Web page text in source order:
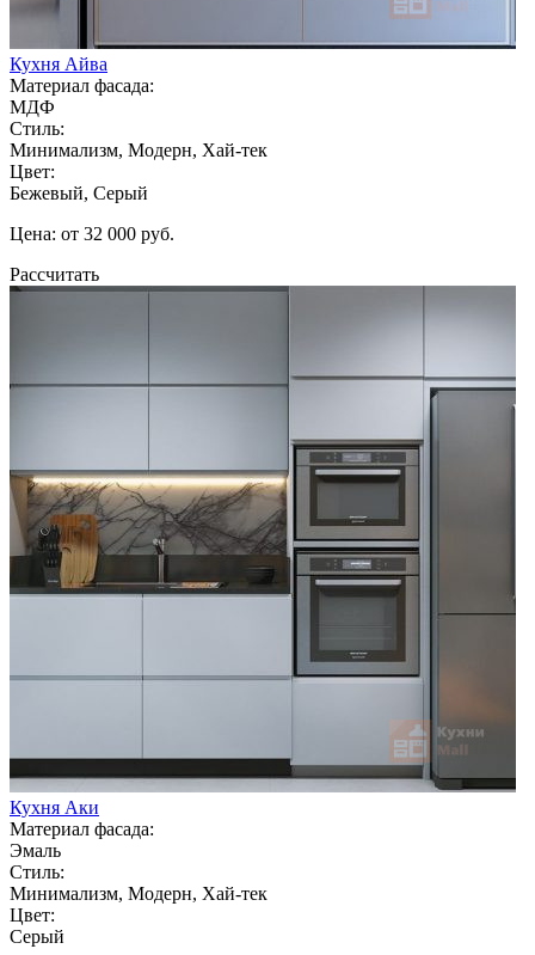
Кухня Айва
Материал фасада:
МДФ
Стиль:
Минимализм, Модерн, Хай-тек
Цвет:
Бежевый, Серый
Цена: от 32 000 руб.
Рассчитать
Кухня Аки
Материал фасада:
Эмаль
Стиль:
Минимализм, Модерн, Хай-тек
Цвет:
Серый